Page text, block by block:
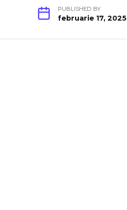
PUBLISHED BY
februarie 17, 2025